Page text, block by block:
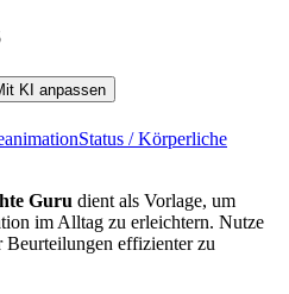
KI anpassen
Status / Körperliche
Guru dient als Vorlage, um
im Alltag zu erleichtern. Nutze
effizienter zu